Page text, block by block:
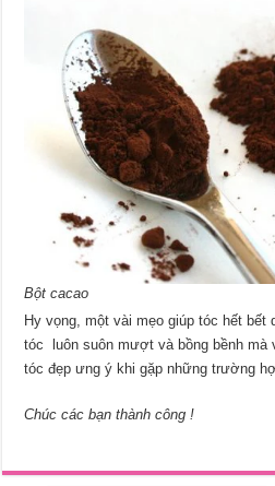
Bột cacao
Hy vọng, một vài mẹo giúp tóc hết bết
tóc luôn suôn mượt và bồng bềnh
tóc đẹp ưng ý khi gặp những trường
Chúc các bạn thành công !